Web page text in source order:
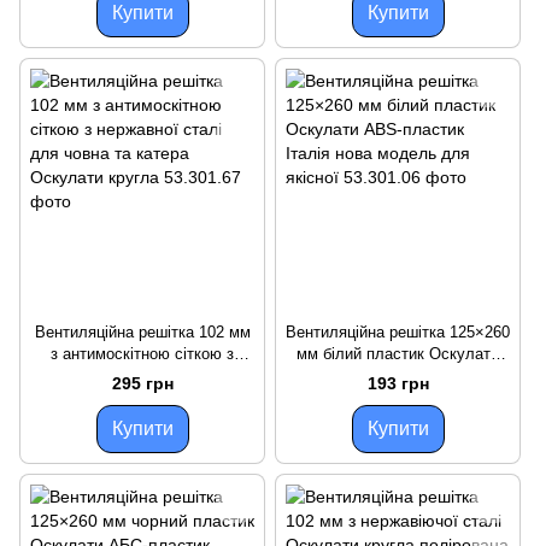
Купити Купити
Вентиляційна решітка 102 мм
з антимоскітною сіткою з
нержавної сталі для човна та
катера Оскулати кругла
295 грн
Купити
Вентиляційна решітка 125×260
мм білий пластик Оскулати
ABS-пластик Італія нова
модель для якісної
193 грн
Купити